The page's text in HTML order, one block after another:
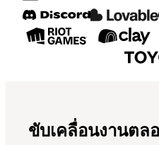
ขับเคลื่อนงานตล